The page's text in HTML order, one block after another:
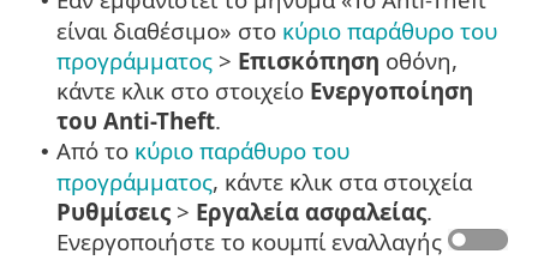
είναι διαθέσιμο» στο κύριο παράθυρο του
προγράμματος > Επισκόπηση οθόνη,
κάντε κλικ στο στοιχείο Ενεργοποίηση
του Anti-Theft.
• Από το κύριο παράθυρο του
προγράμματος, κάντε κλικ στα στοιχεία
Ρυθμίσεις > Εργαλεία ασφαλείας.
Ενεργοποιήστε το κουμπί εναλλαγής